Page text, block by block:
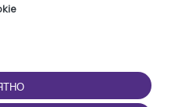
ПРИЛОЖЕНИЕ